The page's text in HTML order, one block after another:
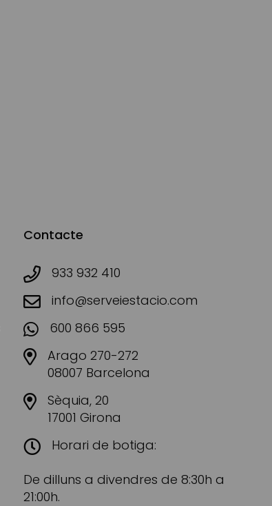
Contacte
933 932 410
info@serveiestacio.com
600 866 595
Arago 270-272
08007 Barcelona
Sèquia, 20
17001 Girona
Horari de botiga:
De dilluns a divendres de 8:30h a
21:00h.